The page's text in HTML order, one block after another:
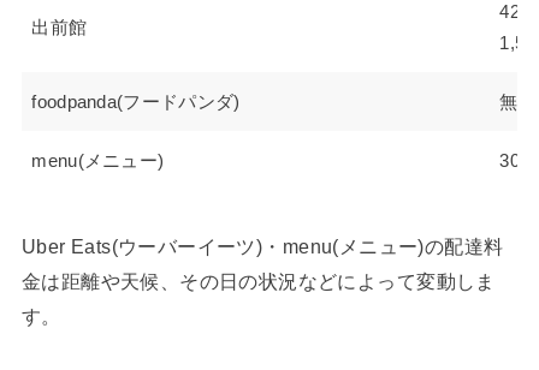
出前館
420
foodpanda(フードパンダ) 無
menu(メニュー) 300
Uber Eats(ウーバーイーツ)・menu(メニュー)の配達料
金は距離や天候、その日の状況などによって変動しま
す。